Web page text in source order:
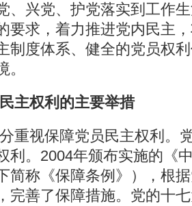
、兴党、护党落实到工作
要求，着力推进党内民主
制度体系、健全的党员权
主权利的主要举措
重视保障党员民主权利。
利。2004年颁布实施的《
简称《保障条例》），根
完善了保障措施。党的十